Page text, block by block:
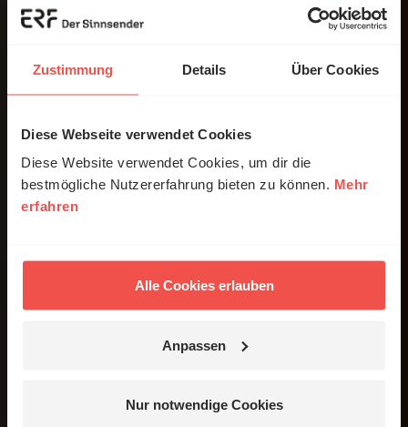
Zustimmung Details Über Cookies
Diese Webseite verwendet Cookies
Diese Website verwendet Cookies, um dir die
bestmögliche Nutzererfahrung bieten zu können. Mehr
erfahren
Alle Cookies erlauben
Anpassen
Nur notwendige Cookies